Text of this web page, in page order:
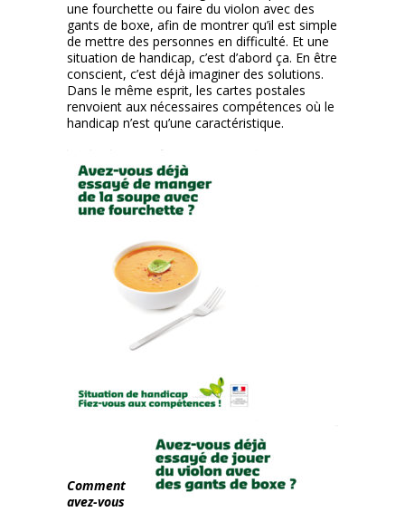
une fourchette ou faire du violon avec des
gants de boxe, afin de montrer qu’il est simple
de mettre des personnes en difficulté. Et une
situation de handicap, c’est d’abord ça. En être
conscient, c’est déjà imaginer des solutions.
Dans le même esprit, les cartes postales
renvoient aux nécessaires compétences où le
handicap n’est qu’une caractéristique.
Comment
avez-vous